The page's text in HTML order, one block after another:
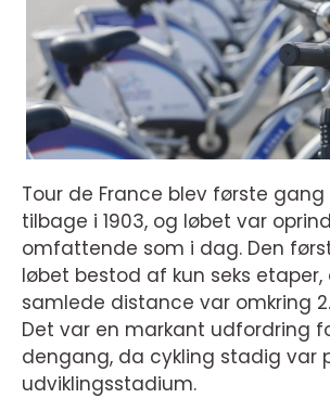
Tour de France blev første
tilbage i 1903, og løbet var
omfattende som i dag. Den
løbet bestod af kun seks etaper,
samlede distance var omkring
Det var en markant udfordring
dengang, da cykling stadig var
udviklingsstadium.